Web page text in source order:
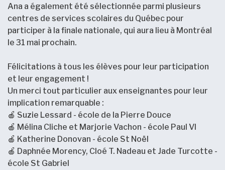
Ana a également été sélectionnée parmi plusieurs
centres de services scolaires du Québec pour
participer à la finale nationale, qui aura lieu à Montréal
le 31 mai prochain.
Félicitations à tous les élèves pour leur participation
et leur engagement !
Un merci tout particulier aux enseignantes pour leur
implication remarquable :
🍎 Suzie Lessard - école de la Pierre Douce
🍎 Mélina Cliche et Marjorie Vachon - école Paul VI
🍎 Katherine Donovan - école St Noël
🍎 Daphnée Morency, Cloé T. Nadeau et Jade Turcotte -
école St Gabriel